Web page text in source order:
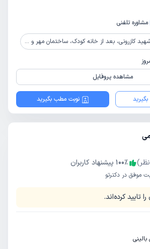
مشاوره‌ تلفنی
کازرونی، بعد از خانه کودک، ساختمان مهر و ماه، طبقه اول
مشاهده پروفایل
نوبت مطب بگیرید
نظر) 100٪
پیشنهاد کاربران
موفق در دکترتو
تایید کرده‌اند.